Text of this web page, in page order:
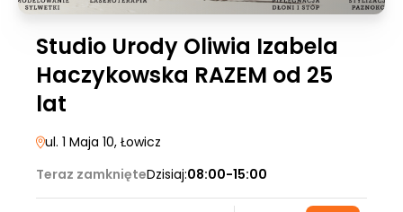
Studio Urody Oliwia Izabela
Haczykowska RAZEM od 25
lat
ul. 1 Maja 10, Łowicz
Teraz zamknięteDzisiaj:08:00-15:00